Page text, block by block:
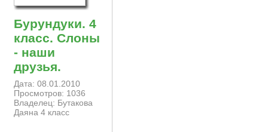
Бурундуки. 4
класс. Слоны
- наши
друзья.
Дата: 08.01.2010
Просмотров: 1036
Владелец: Бутакова
Даяна 4 класс